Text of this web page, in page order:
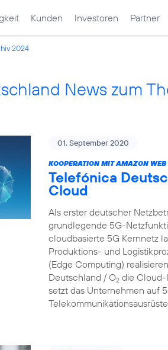
Kunden Investoren Partner
2024
News zum
01. September 2020
KOOPERATION MIT AMAZON
Telefónica
Cloud
Als erster deutscher
grundlegende 5G-
cloudbasierte 5G Kernnetz
Produktions- und
(Edge Computing)
Deutschland / O2 die Cloud-
setzt das Unternehmen auf